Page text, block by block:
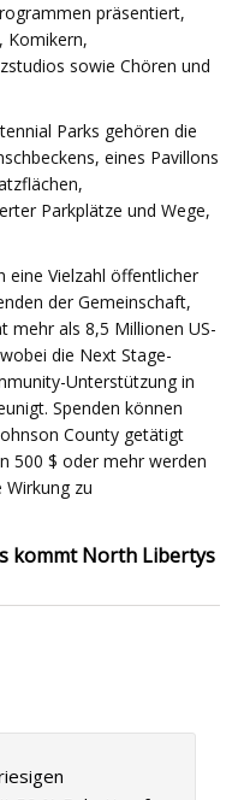
präsentiert,
Komikern,
sowie Chören und
Parks gehören die
eines Pavillons
Parkplätze und Wege,
eine Vielzahl öffentlicher
der Gemeinschaft,
mehr als 8,5 Millionen US-
die Next Stage-
Unterstützung in
Spenden können
County getätigt
500 $ oder mehr werden
zu
kommt North Libertys